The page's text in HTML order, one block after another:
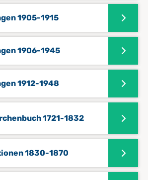
1905-1915
1906-1945
1912-1948
1721-1832
1830-1870